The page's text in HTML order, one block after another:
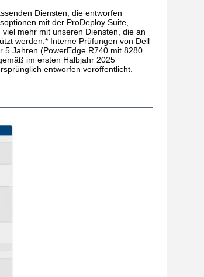
Diensten, die entworfen
mit der ProDeploy Suite,
mehr mit unseren Diensten, die an
werden.* Interne Prüfungen von Dell
5 Jahren (PowerEdge R740 mit 8280
im ersten Halbjahr 2025
entworfen veröffentlicht.